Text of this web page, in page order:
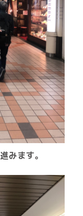
進みます。